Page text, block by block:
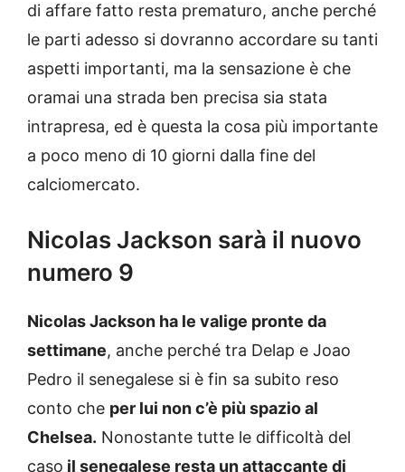
di affare fatto resta prematuro, anche perché
le parti adesso si dovranno accordare su tanti
aspetti importanti, ma la sensazione è che
oramai una strada ben precisa sia stata
intrapresa, ed è questa la cosa più importante
a poco meno di 10 giorni dalla fine del
calciomercato.
Nicolas Jackson sarà il nuovo
numero 9
Nicolas Jackson ha le valige pronte da
settimane, anche perché tra Delap e Joao
Pedro il senegalese si è fin sa subito reso
conto che per lui non c’è più spazio al
Chelsea. Nonostante tutte le difficoltà del
caso il senegalese resta un attaccante di